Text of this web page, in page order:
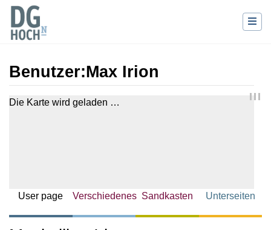
Benutzer:Max Irion
Wechseln zu:Navigation
Die Karte wird geladen …
User page Verschiedenes Sandkasten Unterseiten